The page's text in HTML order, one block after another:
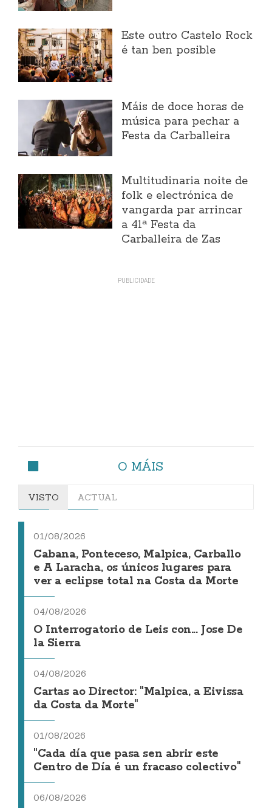
Este outro Castelo Rock
é tan ben posible
Máis de doce horas de
música para pechar a
Festa da Carballeira
Multitudinaria noite de
folk e electrónica de
vangarda par arrincar
a 41ª Festa da
Carballeira de Zas
O MÁIS
VISTO ACTUAL
01/08/2026
Cabana, Ponteceso, Malpica, Carballo
e A Laracha, os únicos lugares para
ver a eclipse total na Costa da Morte
04/08/2026
O Interrogatorio de Leis con... Jose De
la Sierra
04/08/2026
Cartas ao Director: "Malpica, a Eivissa
da Costa da Morte"
01/08/2026
"Cada día que pasa sen abrir este
Centro de Día é un fracaso colectivo"
06/08/2026